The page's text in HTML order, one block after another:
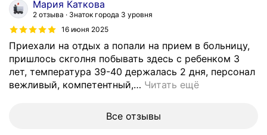
Мария Каткова
2 отзыва
Знаток города 3 уровня
16 июня 2025
Приехали на отдых а попали на прием в больницу,
пришлось скголня побывать здесь с ребенком 3
лет, температура 39-40 держалась 2 дня, персонал
вежливый, компетентный,… Читать ещё
Все отзывы